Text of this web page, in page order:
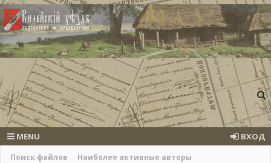
Поиск файлов Наиболее активные авторы
MENU ВХОД